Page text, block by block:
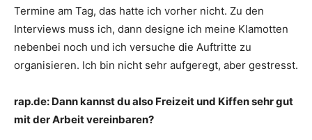
Termine am Tag, das hatte ich vorher nicht. Zu den
Interviews muss ich, dann designe ich meine Klamotten
nebenbei noch und ich versuche die Auftritte zu
organisieren. Ich bin nicht sehr aufgeregt, aber gestresst.
rap.de: Dann kannst du also Freizeit und Kiffen sehr gut
mit der Arbeit vereinbaren?